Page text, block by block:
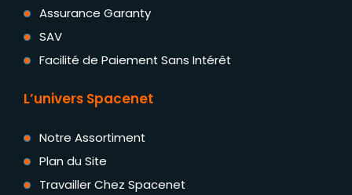
Assurance Garanty
SAV
Facilité de Paiement Sans Intérêt
L’univers Spacenet
Notre Assortiment
Plan du Site
Travailler Chez Spacenet